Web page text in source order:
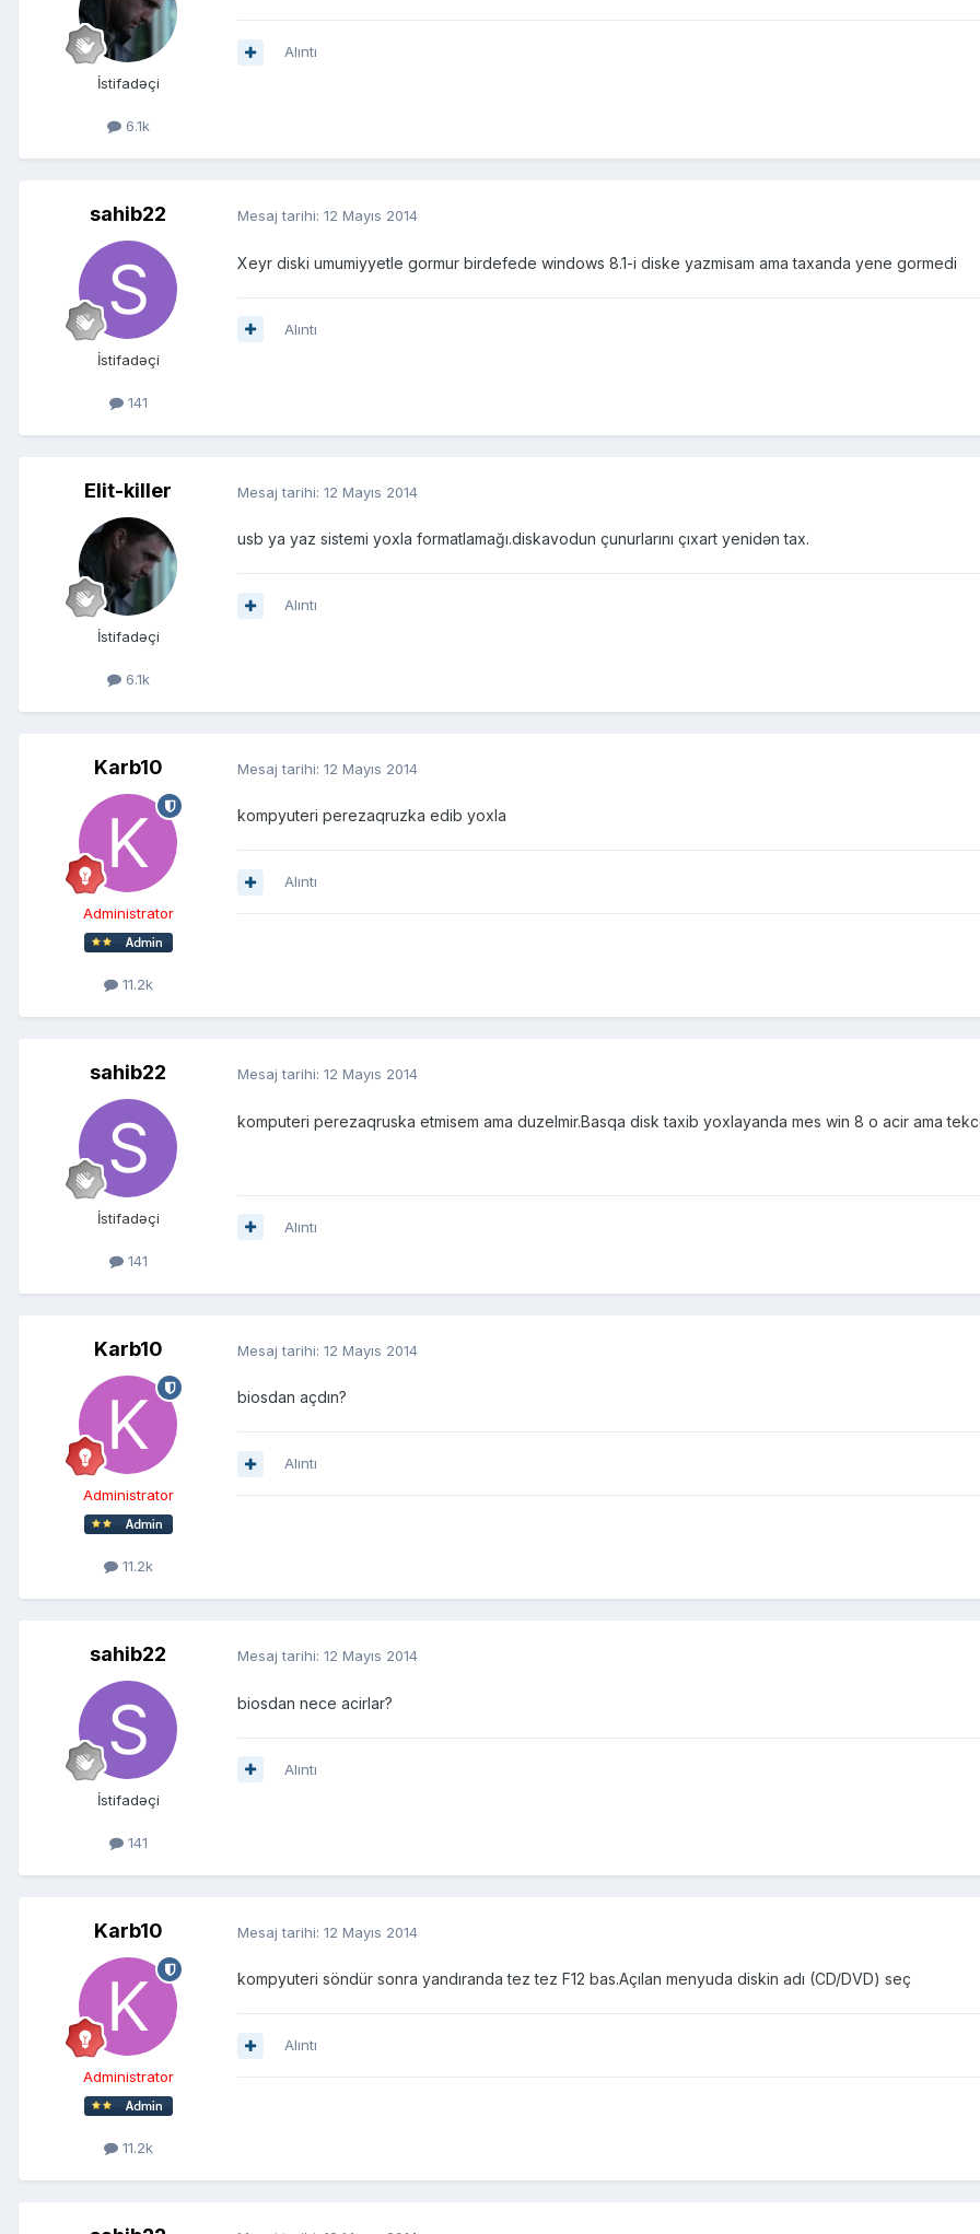
İstifadəçi
6.1k
Alıntı
sahib22
İstifadəçi
141
Mesaj tarihi: 12 Mayıs 2014
Xeyr diski umumiyyetle gormur birdefede windows 8.1-i diske yazmisam ama taxanda yene gormedi
Alıntı
Elit-killer
İstifadəçi
6.1k
Mesaj tarihi: 12 Mayıs 2014
usb ya yaz sistemi yoxla formatlamağı.diskavodun çunurlarını çıxart yenidən tax.
Alıntı
Karb10
Administrator
11.2k
Mesaj tarihi: 12 Mayıs 2014
kompyuteri perezaqruzka edib yoxla
Alıntı
sahib22
İstifadəçi
141
Mesaj tarihi: 12 Mayıs 2014
komputeri perezaqruska etmisem ama duzelmir.Basqa disk taxib yoxlayanda mes win 8 o acir ama
Alıntı
Karb10
Administrator
11.2k
Mesaj tarihi: 12 Mayıs 2014
biosdan açdın?
Alıntı
sahib22
İstifadəçi
141
Mesaj tarihi: 12 Mayıs 2014
biosdan nece acirlar?
Alıntı
Karb10
Administrator
11.2k
Mesaj tarihi: 12 Mayıs 2014
kompyuteri söndür sonra yandıranda tez tez F12 bas.Açılan menyuda diskin adı (CD/DVD) seç
Alıntı